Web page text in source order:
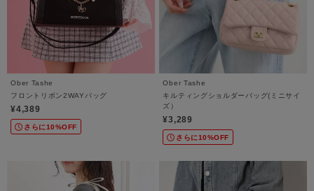
Ober Tashe
フロントリボン2WAYバッグ
¥4,389
さらに10%OFF
Ober Tashe
キルティングショルダーバッグ(ミニサイ
ズ）
¥3,289
さらに10%OFF